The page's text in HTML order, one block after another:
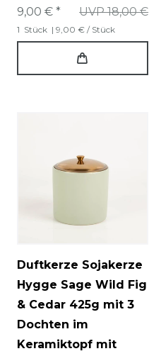
UVP 18,00 €
9,00 € *
1 Stück | 9,00 € / Stück
Duftkerze Sojakerze
Hygge Sage Wild Fig
& Cedar 425g mit 3
Dochten im
Keramiktopf mit